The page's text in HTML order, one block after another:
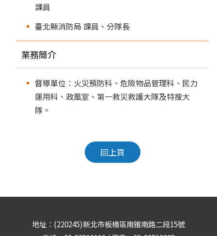
課員
臺北縣消防局 課員、分隊長
業務簡介
督導單位：火災預防科、危險物品管理科、民力
運用科、政風室、第一救災救護大隊及特搜大
隊。
回上頁
地址：(220245)新北市板橋區南雅南路二段15號